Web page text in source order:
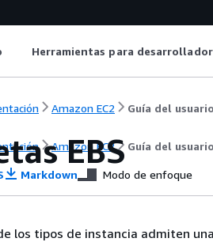
Herramientas para
Amazon EC2 Guía del usuario
Amazon EC2 Guía del usuario
EBS
Markdown Modo de enfoque
los tipos de instancia admiten